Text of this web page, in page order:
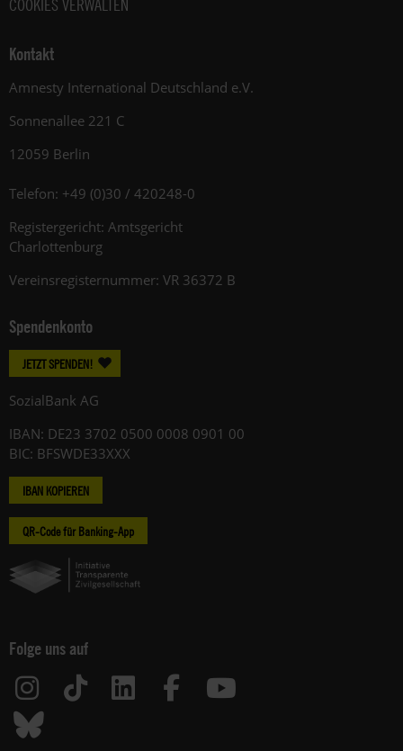
COOKIES VERWALTEN
Kontakt
Amnesty International Deutschland e.V.
Sonnenallee 221 C
12059 Berlin
Telefon: +49 (0)30 / 420248-0
Registergericht: Amtsgericht
Charlottenburg
Vereinsregisternummer: VR 36372 B
Spendenkonto
JETZT SPENDEN!
SozialBank AG
IBAN: DE23 3702 0500 0008 0901 00
BIC: BFSWDE33XXX
IBAN KOPIEREN
QR-Code für Banking-App
Folge uns auf